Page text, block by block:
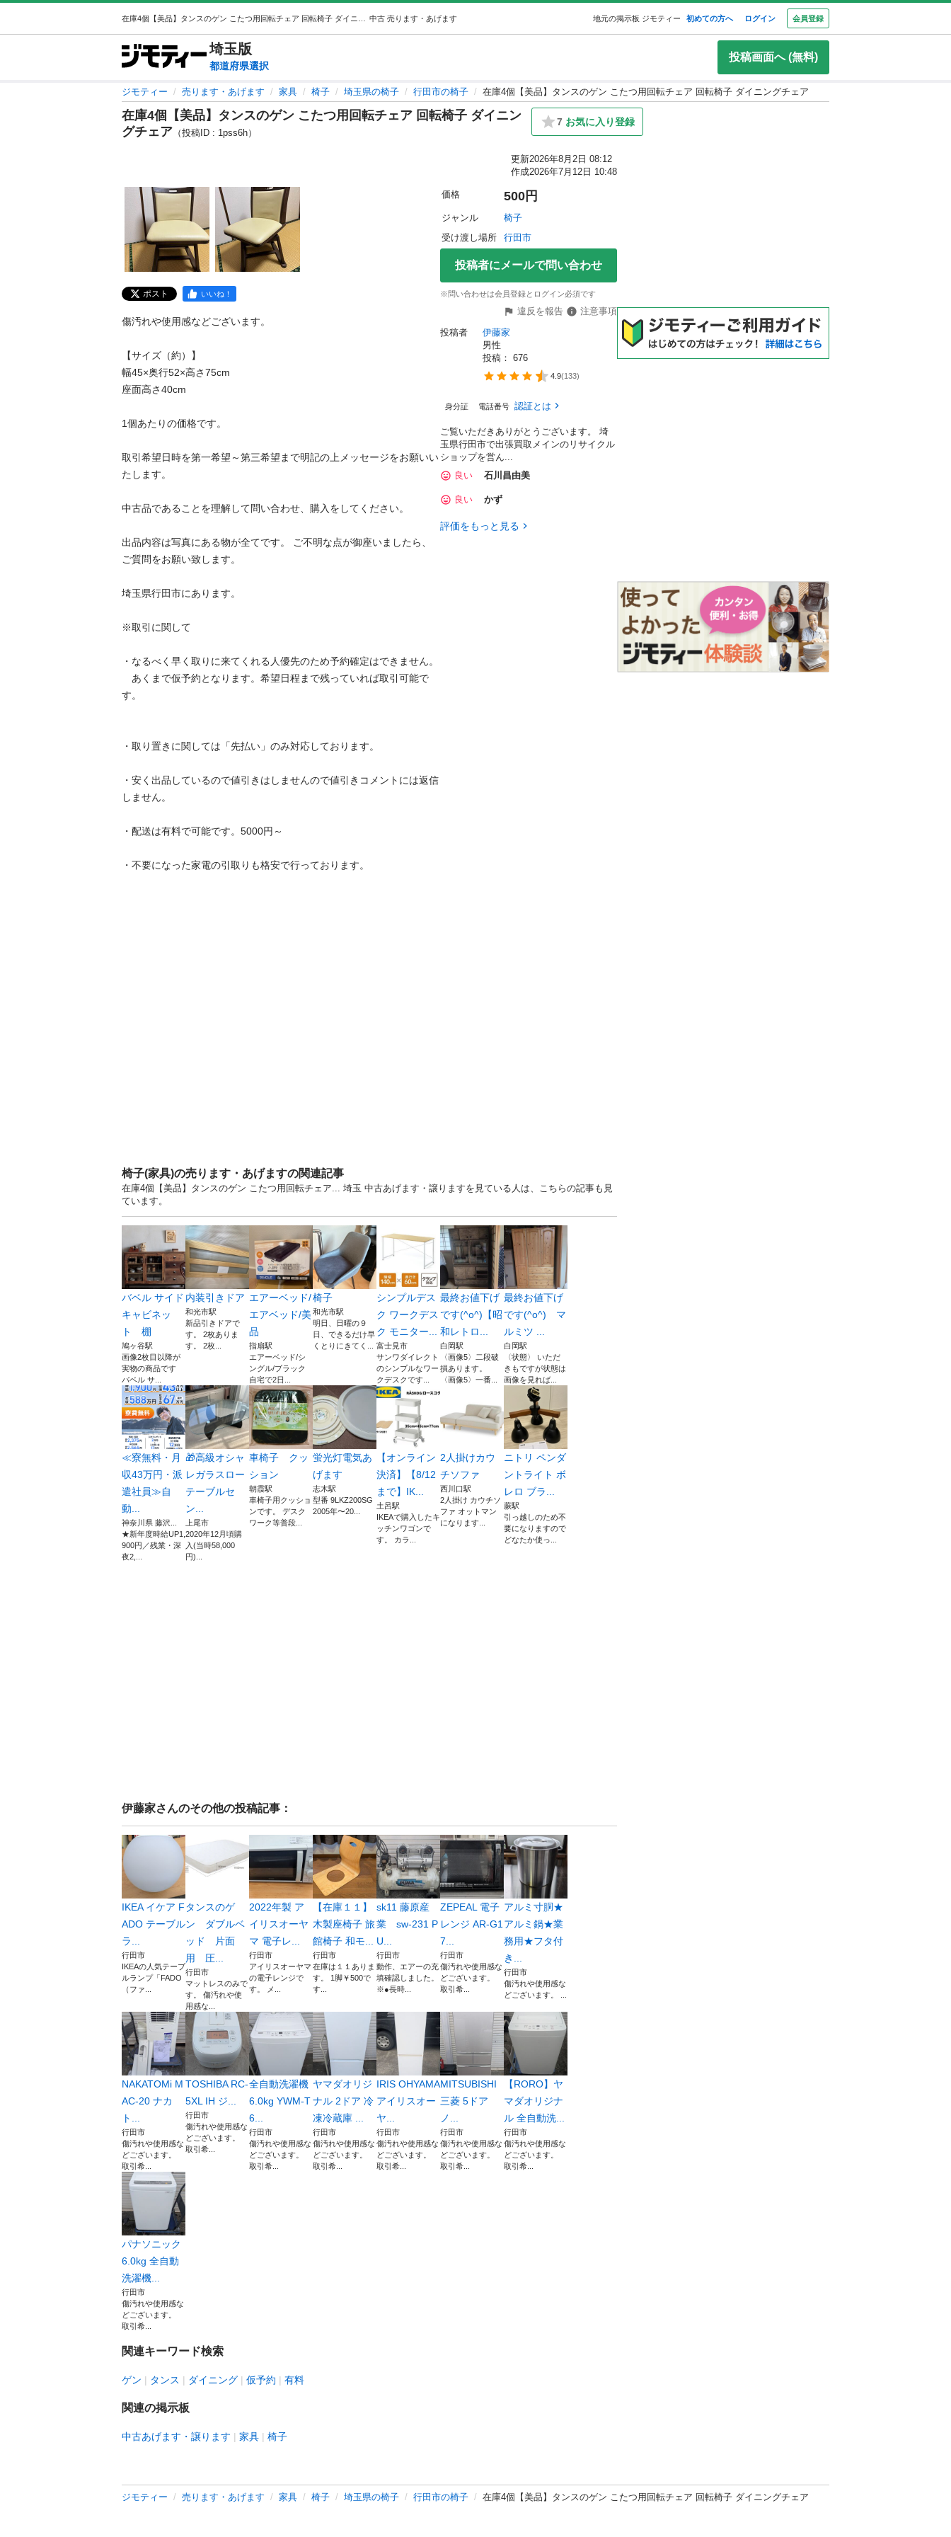
中古 売ります・あげます 地元の掲示板 ジモティー 初めての方へ ログイン 会員登録
埼玉版
都道府県選択
投稿画面へ (無料)
ジモティー 売ります・あげます 家具 椅子 埼玉県の椅子 行田市の椅子 在庫4個【美品】タンスのゲン こたつ用回転チェア 回転椅子 ダイニングチェア
在庫4個【美品】タンスのゲン こたつ用回転チェア 回転椅子 ダイニン
グチェア （投稿ID : 1pss6h）
7 お気に入り登録
更新2026年8月2日 08:12
作成2026年7月12日 10:48
ポスト いいね！
傷汚れや使用感などございます。
【サイズ（約）】
幅45×奥行52×高さ75cm
座面高さ40cm
1個あたりの価格です。
取引希望日時を第一希望～第三希望まで明記の上メッセージをお願いい
たします。
中古品であることを理解して問い合わせ、購入をしてください。
出品内容は写真にある物が全てです。 ご不明な点が御座いましたら、
ご質問をお願い致します。
埼玉県行田市にあります。
※取引に関して
・なるべく早く取りに来てくれる人優先のため予約確定はできません。
あくまで仮予約となります。希望日程まで残っていれば取引可能で
す。
・取り置きに関しては「先払い」のみ対応しております。
・安く出品しているので値引きはしませんので値引きコメントには返信
しません。
・配送は有料で可能です。5000円～
・不要になった家電の引取りも格安で行っております。
価格 500円
ジャンル
椅子
受け渡し場所
行田市
投稿者にメールで問い合わせ
※問い合わせは会員登録とログイン必須です
違反を報告
注意事項
投稿者
伊藤家
男性
投稿： 676
4.9(133)
身分証 電話番号 認証とは
ご覧いただきありがとうございます。 埼
玉県行田市で出張買取メインのリサイクル
ショップを営ん...
良い
石川昌由美
良い かず
評価をもっと見る
椅子(家具)の売ります・あげますの関連記事
在庫4個【美品】タンスのゲン こたつ用回転チェア... 埼玉 中古あげます・譲りますを見ている人は、こちらの記事も見
ています。
バベル サイド
キャビネッ
ト 棚
鳩ヶ谷駅
画像2枚目以降が
実物の商品です
バベル サ...
内装引きドア
和光市駅
新品引きドアで
す。 2枚ありま
す。 2枚...
エアーベッド/
エアベッド/美
品
指扇駅
エアーベッド/シ
ングル/ブラック
自宅で2日...
椅子
和光市駅
明日、日曜の９
日、できるだけ早
くとりにきてく...
シンプルデス
ク ワークデス
ク モニター...
富士見市
サンワダイレクト
のシンプルなワー
クデスクです...
最終お値下げ
です(^o^)【昭
和レトロ...
白岡駅
〈画像5〉二段破
損あります。
〈画像5〉一番...
最終お値下げ
です(^o^) マ
ルミツ ...
白岡駅
〈状態〉 いただ
きもですが状態は
画像を見れば...
≪寮無料・月
収43万円・派
遣社員≫自
動...
神奈川県 藤沢...
★新年度時給UP1,
900円／残業・深
夜2,...
🎁高級オシャ
レガラスロー
テーブルセ
ン...
上尾市
2020年12月頃購
入(当時58,000
円)...
車椅子 クッ
ション
朝霞駅
車椅子用クッショ
ンです。 デスク
ワーク等普段...
蛍光灯電気あ
げます
志木駅
型番 9LKZ200SG
2005年〜20...
【オンライン
決済】【8/12
まで】IK...
土呂駅
IKEAで購入したキ
ッチンワゴンで
す。 カラ...
2人掛けカウ
チソファ
西川口駅
2人掛け カウチソ
ファ オットマン
になります...
ニトリ ペンダ
ントライト ボ
レロ ブラ...
蕨駅
引っ越しのため不
要になりますので
どなたか使っ...
伊藤家さんのその他の投稿記事：
IKEA イケア F
ADO テーブル
ラ...
行田市
IKEAの人気テーブ
ルランプ「FADO
（ファ...
タンスのゲ
ン ダブルベ
ッド 片面
用 圧...
行田市
マットレスのみで
す。 傷汚れや使
用感な...
2022年製 ア
イリスオーヤ
マ 電子レ...
行田市
アイリスオーヤマ
の電子レンジで
す。 メ...
【在庫１１】
木製座椅子 旅
館椅子 和モ...
行田市
在庫は１１ありま
す。 1脚￥500で
す...
sk11 藤原産
業 sw-231 P
U...
行田市
動作、エアーの充
填確認しました。
※●長時...
ZEPEAL 電子
レンジ AR-G1
7...
行田市
傷汚れや使用感な
どございます。
取引希...
アルミ寸胴★
アルミ鍋★業
務用★フタ付
き...
行田市
傷汚れや使用感な
どございます。 ...
NAKATOMi M
AC-20 ナカ
ト...
行田市
傷汚れや使用感な
どございます。
取引希...
TOSHIBA RC-
5XL IH ジ...
行田市
傷汚れや使用感な
どございます。
取引希...
全自動洗濯機
6.0kg YWM-T
6...
行田市
傷汚れや使用感な
どございます。
取引希...
ヤマダオリジ
ナル 2ドア 冷
凍冷蔵庫 ...
行田市
傷汚れや使用感な
どございます。
取引希...
IRIS OHYAMA
アイリスオー
ヤ...
行田市
傷汚れや使用感な
どございます。
取引希...
MITSUBISHI
三菱 5ドア
ノ...
行田市
傷汚れや使用感な
どございます。
取引希...
【RORO】ヤ
マダオリジナ
ル 全自動洗...
行田市
傷汚れや使用感な
どございます。
取引希...
パナソニック
6.0kg 全自動
洗濯機...
行田市
傷汚れや使用感な
どございます。
取引希...
関連キーワード検索
ゲン タンス ダイニング 仮予約 有料
関連の掲示板
中古あげます・譲ります 家具 椅子
ジモティー 売ります・あげます 家具 椅子 埼玉県の椅子 行田市の椅子 在庫4個【美品】タンスのゲン こたつ用回転チェア 回転椅子 ダイニングチェア